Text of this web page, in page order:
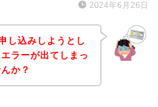
2024年6月26日
し込みしようとし
ラーが出てしまっ
か？